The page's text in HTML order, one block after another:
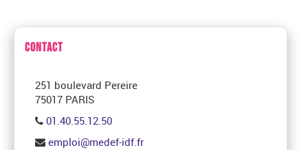
CONTACT
251 boulevard Pereire
75017 PARIS
01.40.55.12.50
emploi@medef-idf.fr